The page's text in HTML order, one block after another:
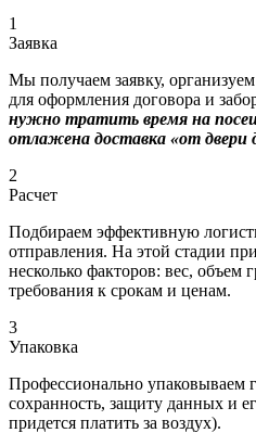
1
Заявка
Мы получаем заявку,
для оформления договора и
нужно тратить время на
отлажена доставка «от двери
2
Расчет
Подбираем эффективную
отправления. На этой стадии
несколько факторов: вес, объем
требования к срокам и ценам.
3
Упаковка
Профессионально упаковываем
сохранность, защиту данных и
придется платить за воздух).